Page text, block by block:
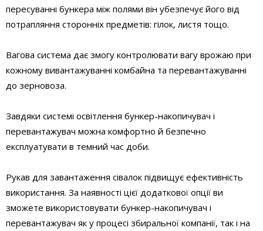
пересуванні бункера між полями він убезпечує його від
потрапляння сторонніх предметів: гілок, листя тощо.
Вагова система дає змогу конт­ролювати вагу врожаю при
кожному вивантажуванні комбайна та перевантажуванні
до зерновоза.
Завдяки системі освітлення бункер-накопичувач і
перевантажувач можна комфортно й безпечно
експлуатувати в темний час доби.
Рукав для завантаження сівалок підвищує ефективність
використання. За наявності цієї додаткової опції ви
зможете використовувати бункер-накопичувач і
перевантажувач як у процесі збиральної компанії, так і на